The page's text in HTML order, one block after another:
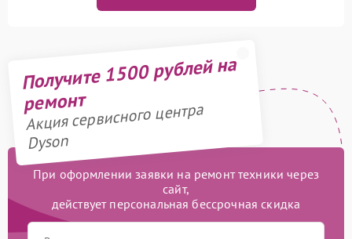
Получите 1500 рублей на
ремонт
Акция сервисного центра
Dyson
При оформлении заявки на ремонт техники через
сайт,
действует персональная бессрочная скидка